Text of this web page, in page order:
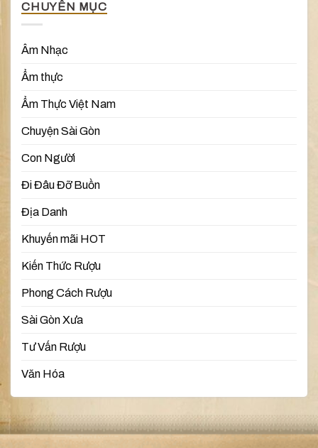
CHUYÊN MỤC
Âm Nhạc
Ẩm thực
Ẩm Thực Việt Nam
Chuyện Sài Gòn
Con Người
Đi Đâu Đỡ Buồn
Địa Danh
Khuyến mãi HOT
Kiến Thức Rượu
Phong Cách Rượu
Sài Gòn Xưa
Tư Vấn Rượu
Văn Hóa